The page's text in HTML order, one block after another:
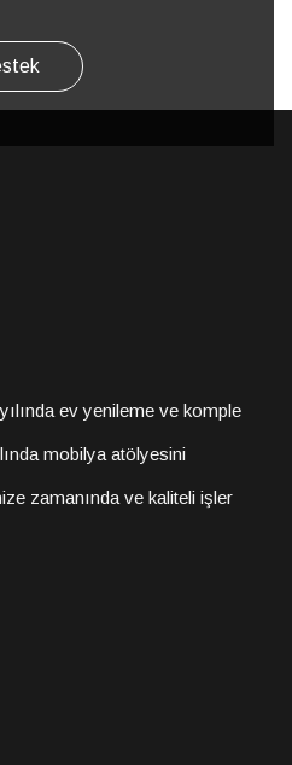
ev yenileme ve komple
mobilya atölyesini
zamanında ve kaliteli işler